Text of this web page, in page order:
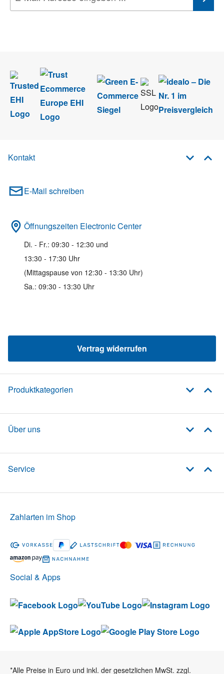
Kontakt
E-Mail schreiben
Öffnungszeiten Electronic Center
Di. - Fr.: 09:30 - 12:30 und
13:30 - 17:30 Uhr
(Mittagspause von 12:30 - 13:30 Uhr)
Sa.: 09:30 - 13:30 Uhr
Vertrag widerrufen
Produktkategorien
Über uns
Service
Social & Apps
Zahlarten im Shop
*Alle Preise in Euro und inkl. der gesetzlichen MwSt. zzgl.